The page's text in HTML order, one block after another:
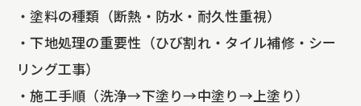
・塗料の種類（断熱・防水・耐久性重視）
・下地処理の重要性（ひび割れ・タイル補修・シー
リング工事）
・施工手順（洗浄→下塗り→中塗り→上塗り）